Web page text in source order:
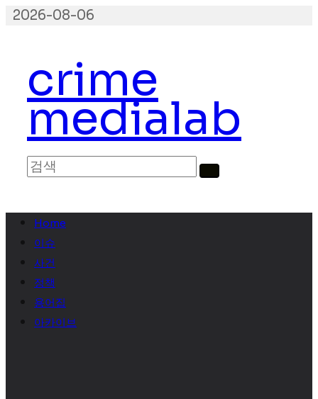
콘
2026-08-06
crime
medialab
Home
이슈
사건
정책
용어집
아카이브